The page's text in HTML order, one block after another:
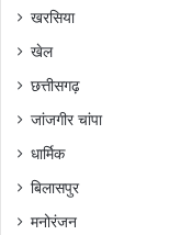
खरसिया
खेल
छत्तीसगढ़
जांजगीर चांपा
धार्मिक
बिलासपुर
मनोरंजन